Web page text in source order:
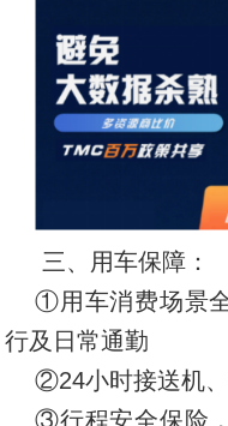
三、用车保障：
①用车消费场景
行及日常通勤
②24小时接送机
③行程安全保险